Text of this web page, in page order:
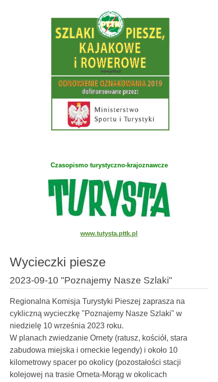
Czasopismo turystyczno-krajoznawcze
www.tutysta.pttk.pl
Wycieczki piesze
2023-09-10 "Poznajemy Nasze Szlaki"
Regionalna Komisja Turystyki Pieszej zaprasza na
cykliczną wycieczkę "Poznajemy Nasze Szlaki" w
niedzielę 10 września 2023 roku.
W planach zwiedzanie Ornety (ratusz, kościół, stara
zabudowa miejska i orneckie legendy) i około 10
kilometrowy spacer po okolicy (pozostałości stacji
kolejowej na trasie Orneta-Morąg w okolicach